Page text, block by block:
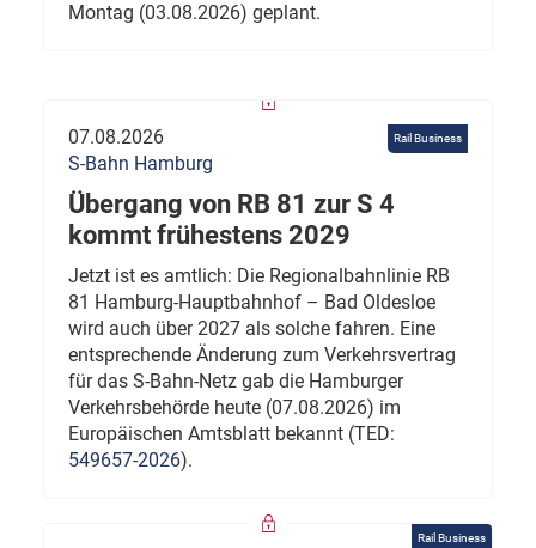
Montag (03.08.2026) geplant.
Rail Business
07.08.2026
S-Bahn Hamburg
Übergang von RB 81 zur S 4
kommt frühestens 2029
Jetzt ist es amtlich: Die Regionalbahnlinie RB
81 Hamburg-Hauptbahnhof – Bad Oldesloe
wird auch über 2027 als solche fahren. Eine
entsprechende Änderung zum Verkehrsvertrag
für das S-Bahn-Netz gab die Hamburger
Verkehrsbehörde heute (07.08.2026) im
Europäischen Amtsblatt bekannt (TED:
549657-2026).
Rail Business